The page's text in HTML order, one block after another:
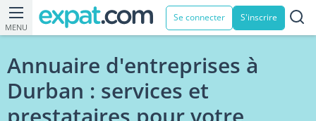
MENU
Se connecter S'inscrire
Annuaire d'entreprises à
Durban : services et